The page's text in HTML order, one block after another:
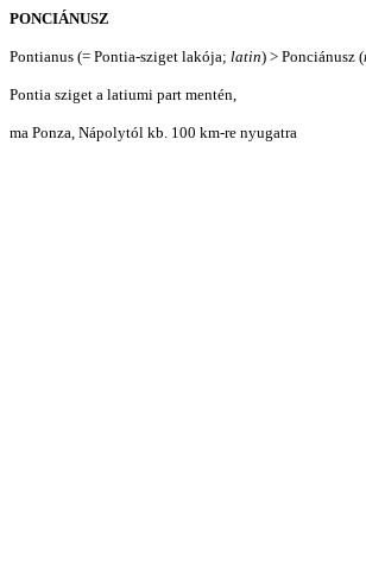
PONCIÁNUSZ
Pontianus (= Pontia-sziget lakója; latin) > Ponciánusz (
Pontia sziget a latiumi part mentén,
ma Ponza, Nápolytól kb. 100 km-re nyugatra